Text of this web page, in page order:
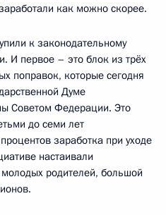
как можно скорее.
к законодательному
И первое – это блок из трёх
поправок, которые сегодня
Думе
Советом Федерации. Это
до семи лет
заработка при уходе
настаивали
родителей, большой